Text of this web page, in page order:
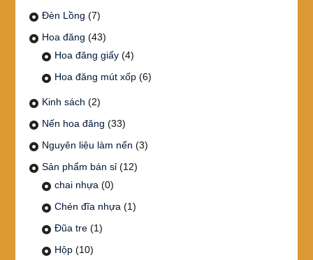
Đèn Lồng (7)
Hoa đăng (43)
Hoa đăng giấy (4)
Hoa đăng mút xốp (6)
Kinh sách (2)
Nến hoa đăng (33)
Nguyên liệu làm nến (3)
Sản phẩm bán sỉ (12)
chai nhựa (0)
Chén đĩa nhựa (1)
Đũa tre (1)
Hộp (10)